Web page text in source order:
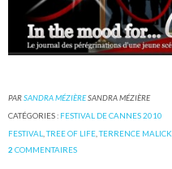
PARSANDRA MÉZIÈRESANDRA MÉZIÈRE
CATÉGORIES : FESTIVAL DE CANNES 2010
FESTIVAL ,TREE OF LIFE ,TERRENCE MALICK
2 COMMENTAIRES